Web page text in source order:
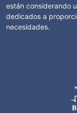
están considerando
dedicados a
necesidades.